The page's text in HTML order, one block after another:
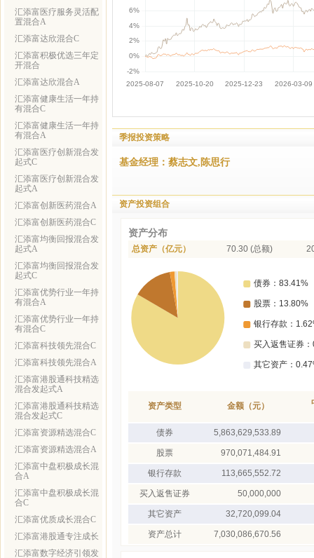
汇添富医疗服务灵活配
置混合A
汇添富达欣混合C
汇添富积极优选三年定
开混合
汇添富达欣混合A
汇添富健康生活一年持
有混合C
汇添富健康生活一年持
有混合A
汇添富医疗创新混合发
起式C
汇添富医疗创新混合发
起式A
汇添富创新医药混合A
汇添富创新医药混合C
汇添富均衡回报混合发
起式A
汇添富均衡回报混合发
起式C
汇添富优势行业一年持
有混合A
汇添富优势行业一年持
有混合C
汇添富科技领先混合C
汇添富科技领先混合A
汇添富港股通科技精选
混合发起式A
汇添富港股通科技精选
混合发起式C
汇添富资源精选混合C
汇添富资源精选混合A
汇添富中盘积极成长混
合A
汇添富中盘积极成长混
合C
汇添富优质成长混合C
汇添富港股通专注成长
汇添富数字经济引领发
季报投资策略
基金经理：蔡志文,陈思行
资产投资组合
资产分布
总资产（亿元） 70.30 (总额)
资产类型 金额（元）
债券 5,863,629,533.89
股票 970,071,484.91
银行存款 113,665,552.72
买入返售证券 50,000,000
其它资产 32,720,099.04
资产总计 7,030,086,670.56